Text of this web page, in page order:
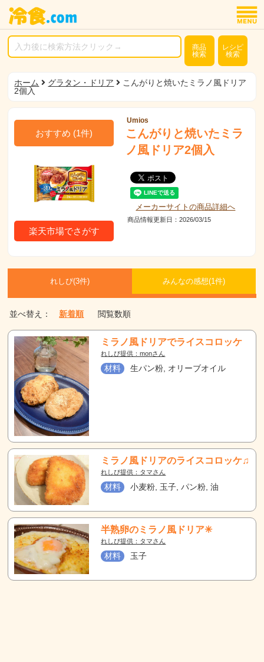
商品
検索
レシピ
検索
ホーム グラタン・ドリア
こんがりと焼いたミラノ風ドリア
2個入
おすすめ (1件)
楽天市場でさがす
Umios
こんがりと焼いたミラ
ノ風ドリア2個入
メーカーサイトの商品詳細へ
商品情報更新日：2026/03/15
れしぴ(3件) みんなの感想(1件)
並べ替え： 新着順 閲覧数順
ミラノ風ドリアでライスコロッケ
れしぴ提供：monさん
材料 生パン粉, オリーブオイル
ミラノ風ドリアのライスコロッケ♫
れしぴ提供：タマさん
材料 小麦粉, 玉子, パン粉, 油
半熟卵のミラノ風ドリア✳︎
れしぴ提供：タマさん
材料 玉子